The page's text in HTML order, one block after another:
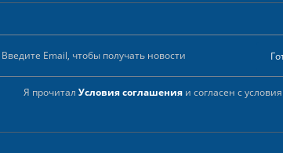
Я прочиталУсловия соглашения и согласен с